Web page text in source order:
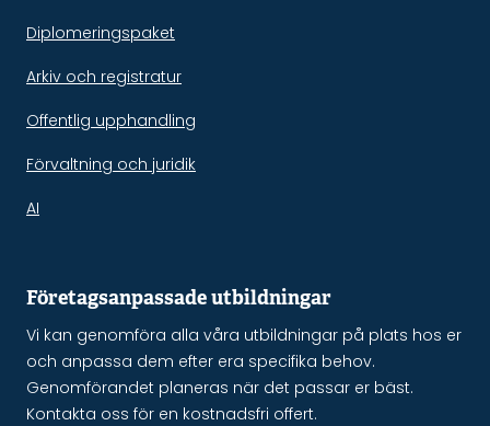
Diplomeringspaket
Arkiv och registratur
Offentlig upphandling
Förvaltning och juridik
AI
Företagsanpassade utbildningar
Vi kan genomföra alla våra utbildningar på plats hos er
och anpassa dem efter era specifika behov.
Genomförandet planeras när det passar er bäst.
Kontakta oss för en kostnadsfri offert.